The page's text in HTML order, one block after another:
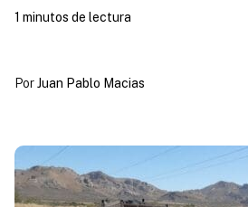
PorJuan Pablo Macias
1 minutos de lectura